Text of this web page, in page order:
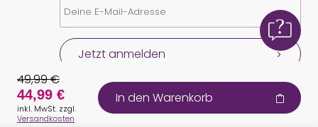
Jetzt anmelden
49,99 €
44,99 €
inkl. MwSt. zzgl.
Versandkosten
In den Warenkorb